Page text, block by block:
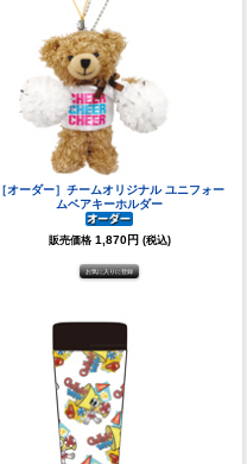
［オーダー］チームオリジナル ユニフォー
ムベアキーホルダー
販売価格 1,870円 (税込)